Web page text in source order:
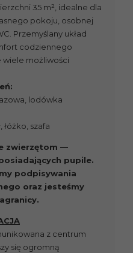
35 m², idealne dla
pokoju, osobnej
Przemyślany układ
codziennego
wiele możliwości
lodówka
łóżko, szafa
zwierzętom —
pupile.
podpisywania
oraz jesteśmy
z centrum
się ogromną